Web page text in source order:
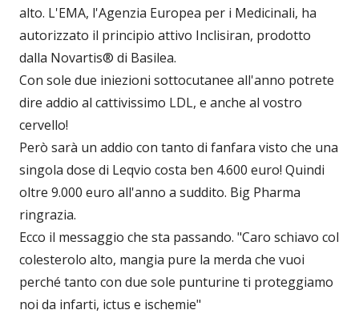
alto. L'EMA, l'Agenzia Europea per i Medicinali, ha
autorizzato il principio attivo Inclisiran, prodotto
dalla Novartis® di Basilea.
Con sole due iniezioni sottocutanee all'anno potrete
dire addio al cattivissimo LDL, e anche al vostro
cervello!
Però sarà un addio con tanto di fanfara visto che una
singola dose di Leqvio costa ben 4.600 euro! Quindi
oltre 9.000 euro all'anno a suddito. Big Pharma
ringrazia.
Ecco il messaggio che sta passando. "Caro schiavo col
colesterolo alto, mangia pure la merda che vuoi
perché tanto con due sole punturine ti proteggiamo
noi da infarti, ictus e ischemie"